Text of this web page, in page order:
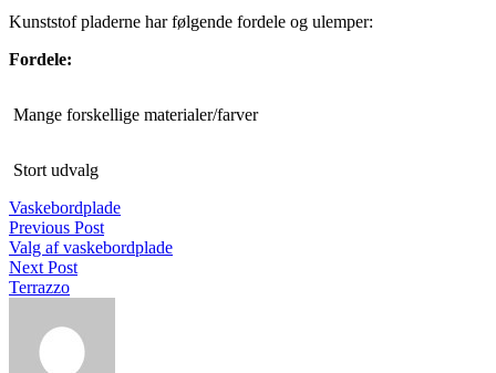
Kunststof pladerne har følgende fordele og ulemper:
Fordele:
Mange forskellige materialer/farver
Stort udvalg
Vaskebordplade
Previous Post
Valg af vaskebordplade
Next Post
Terrazzo